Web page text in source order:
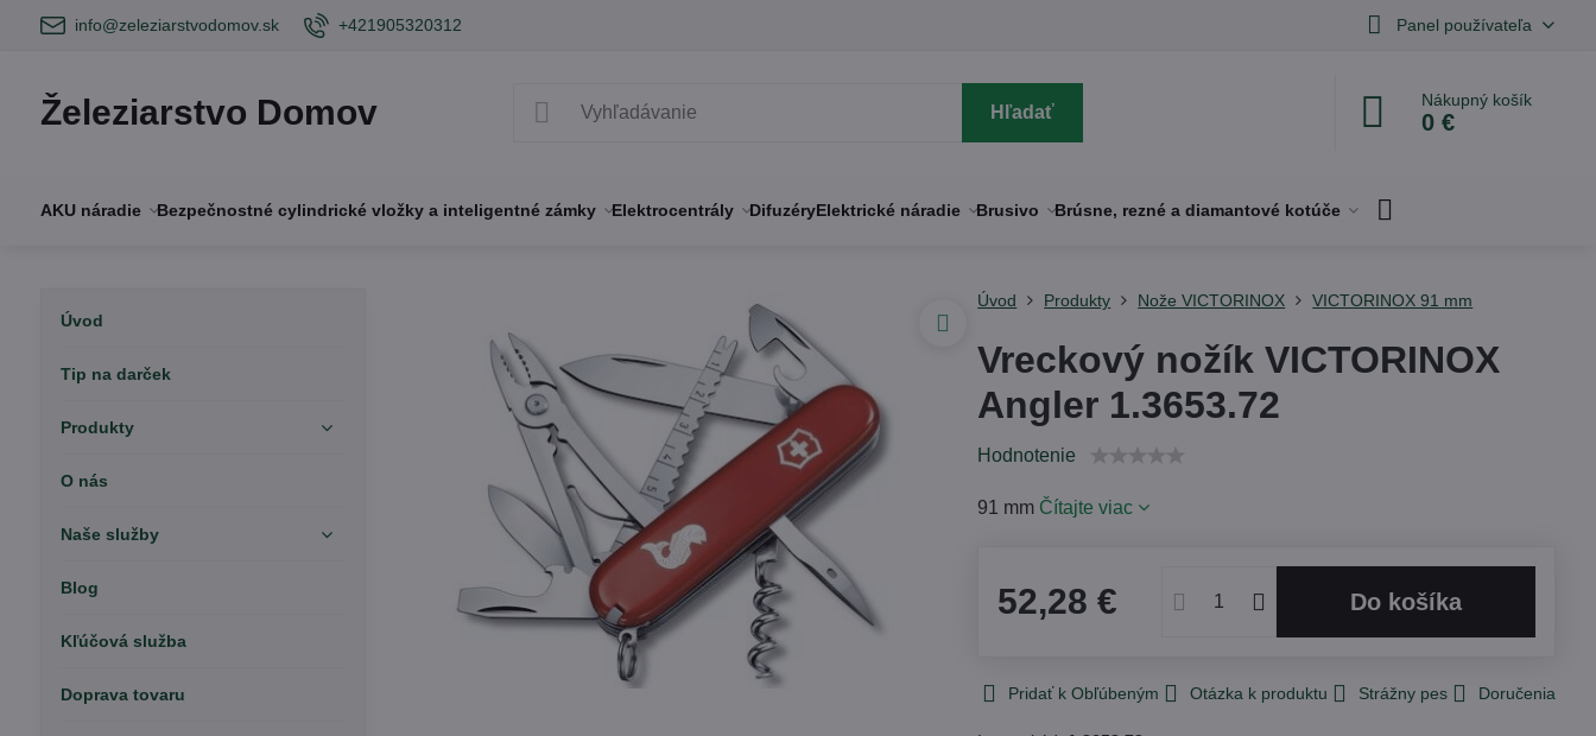
info@zeleziarstvodomov.sk +421905320312 Panel používateľa
Železiarstvo Domov Hľadať
Nákupný košík
0 €
AKU náradie Bezpečnostné cylindrické vložky a inteligentné zámky Elektrocentrály DifuzéryElektrické náradie Brusivo Brúsne, rezné a diamantové kotúče
Úvod Produkty Nože VICTORINOX VICTORINOX 91 mm
Vreckový nožík VICTORINOX
Angler 1.3653.72
Hodnotenie
91 mm Čítajte viac
52,28 € Do košíka
Pridať k Obľúbeným Otázka k produktu Strážny pes Doručenia
Úvod
Tip na darček
Produkty
O nás
Naše služby
Blog
Kľúčová služba
Doprava tovaru